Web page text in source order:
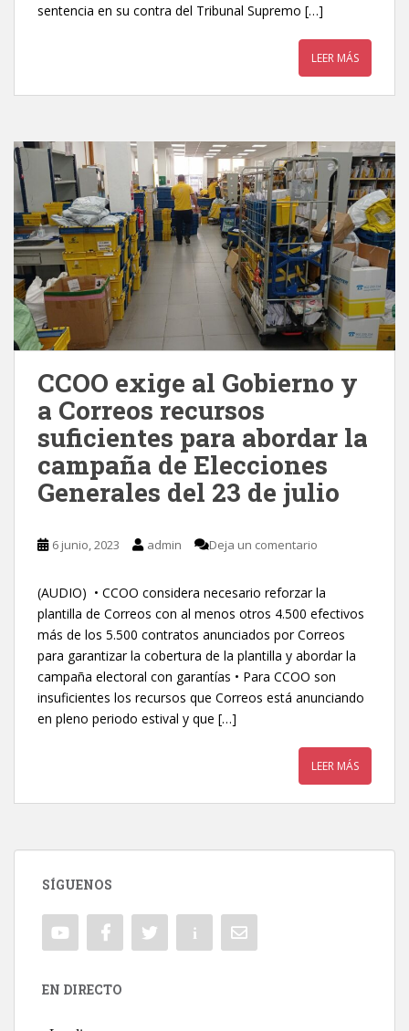
sentencia en su contra del Tribunal Supremo […]
LEER MÁS
CCOO exige al Gobierno y
a Correos recursos
suficientes para abordar la
campaña de Elecciones
Generales del 23 de julio
6 junio, 2023 admin Deja un comentario
(AUDIO) • CCOO considera necesario reforzar la
plantilla de Correos con al menos otros 4.500 efectivos
más de los 5.500 contratos anunciados por Correos
para garantizar la cobertura de la plantilla y abordar la
campaña electoral con garantías • Para CCOO son
insuficientes los recursos que Correos está anunciando
en pleno periodo estival y que […]
LEER MÁS
SÍGUENOS
EN DIRECTO